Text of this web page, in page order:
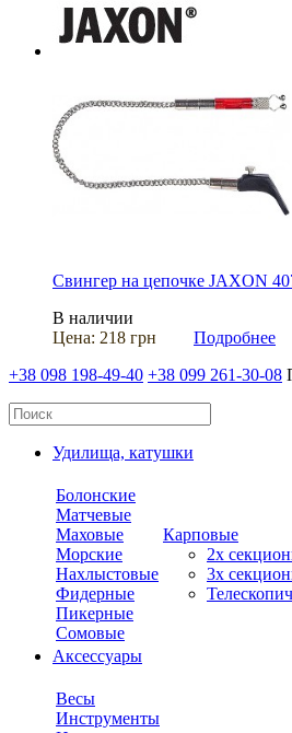
Свингер на цепочке JAXON
В наличии
Цена: 218 грн
Подробнее
+38 098 198-49-40 +38 099 261-30-08
Удилища, катушки
Болонские
Матчевые
Маховые
Морские
Нахлыстовые
Фидерные
Пикерные
Сомовые
Карповые
2х
3х
Аксессуары
Весы
Инструменты